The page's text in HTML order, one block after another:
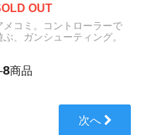
OUT
メコミ。コントローラーで
ぶ、ガンシューティング。
8商品
次へ